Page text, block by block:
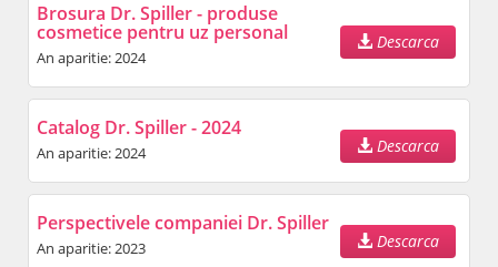
Brosura Dr. Spiller - produse
cosmetice pentru uz personal
An aparitie: 2024
Descarca
Catalog Dr. Spiller - 2024
An aparitie: 2024 Descarca
Perspectivele companiei Dr. Spiller
An aparitie: 2023 Descarca